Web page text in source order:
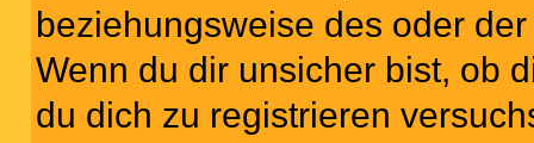
beziehungsweise des oder
Wenn du dir unsicher bist, ob
du dich zu registrieren